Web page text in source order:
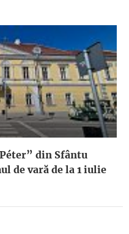
din Sfântu
de vară de la 1 iulie